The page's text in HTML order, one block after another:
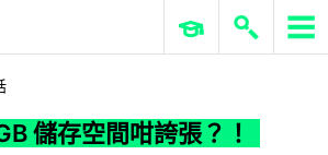
320GB 儲存空間咁誇張？！
ERP 與商業 AI
儲存空間咁誇張？！